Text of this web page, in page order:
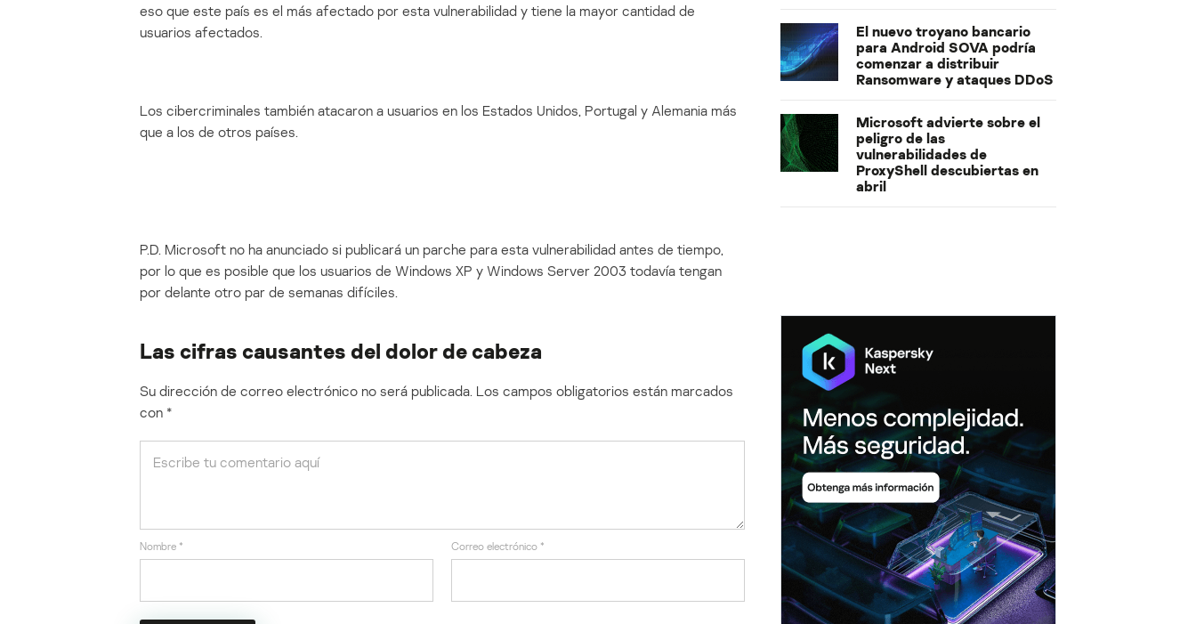
eso que este país es el más afectado por esta vulnerabilidad y tiene la mayor cantidad de
usuarios afectados.
Los cibercriminales también atacaron a usuarios en los Estados Unidos, Portugal y Alemania más
que a los de otros países.
P.D. Microsoft no ha anunciado si publicará un parche para esta vulnerabilidad antes de tiempo,
por lo que es posible que los usuarios de Windows XP y Windows Server 2003 todavía tengan
por delante otro par de semanas difíciles.
Las cifras causantes del dolor de cabeza
Su dirección de correo electrónico no será publicada. Los campos obligatorios están marcados
con *
Nombre * Correo electrónico *
El nuevo troyano bancario
para Android SOVA podría
comenzar a distribuir
Ransomware y ataques DDoS
Microsoft advierte sobre el
peligro de las
vulnerabilidades de
ProxyShell descubiertas en
abril